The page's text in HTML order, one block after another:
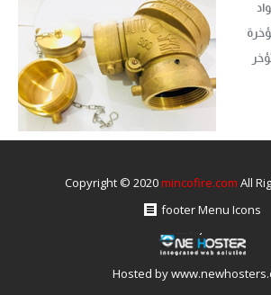
Copyright © 2020mincofire.com All
footer Menu Icons
Hosted by